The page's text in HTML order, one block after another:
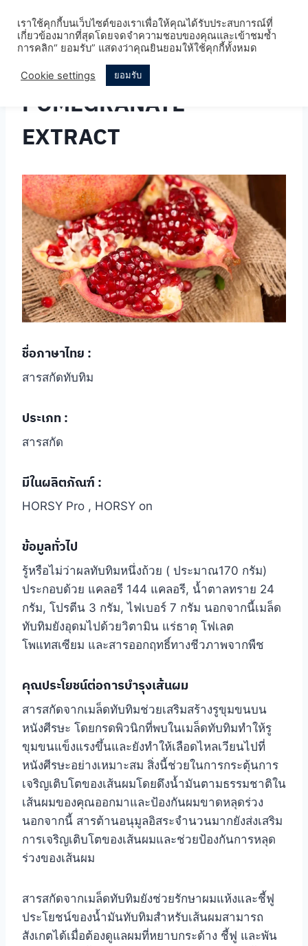
content
POMEGRANATE
EXTRACT
ชื่อภาษาไทย :
สารสกัดทับทิม
ประเภท :
สารสกัด
มีในผลิตภัณฑ์ :
HORSY Pro , HORSY on
ข้อมูลทั่วไป
รู้หรือไม่ว่าผลทับทิมหนึ่งถ้วย ( ประมาณ170 กรัม)
ประกอบด้วย แคลอรี 144 แคลอรี, น้ำตาลทราย 24
กรัม, โปรตีน 3 กรัม, ไฟเบอร์ 7 กรัม นอกจากนี้เมล็ด
ทับทิมยังอุดมไปด้วยวิตามิน แร่ธาตุ โฟเลต
โพแทสเซียม และสารออกฤทธิ์ทางชีวภาพจากพืช
คุณประโยชน์ต่อการบำรุงเส้นผม
สารสกัดจากเมล็ดทับทิมช่วยเสริมสร้างรูขุมขนบน
หนังศีรษะ โดยกรดพิวนิกที่พบในเมล็ดทับทิมทำให้รู
ขุมขนแข็งแรงขึ้นและยังทำให้เลือดไหลเวียนไปที่
หนังศีรษะอย่างเหมาะสม สิ่งนี้ช่วยในการกระตุ้นการ
เจริญเติบโตของเส้นผมโดยดึงน้ำมันตามธรรมชาติใน
เส้นผมของคุณออกมาและป้องกันผมขาดหลุดร่วง
นอกจากนี้ สารต้านอนุมูลอิสระจำนวนมากยังส่งเสริม
การเจริญเติบโตของเส้นผมและช่วยป้องกันการหลุด
ร่วงของเส้นผม
สารสกัดจากเมล็ดทับทิมยังช่วยรักษาผมแห้งและชี้ฟู
ประโยชน์ของน้ำมันทับทิมสำหรับเส้นผมสามารถ
สังเกตได้เมื่อต้องดูแลผมที่หยาบกระด้าง ชี้ฟู และพัน
เราใช้คุกกี้บนเว็บไซต์ของเราเพื่อให้คุณได้รับประสบการณ์ที่
เกี่ยวข้องมากที่สุดโดยจดจำความชอบของคุณและเข้าชมซ้ำ
การคลิก“ ยอมรับ” แสดงว่าคุณยินยอมให้ใช้คุกกี้ทั้งหมด
Cookie settings ยอมรับ